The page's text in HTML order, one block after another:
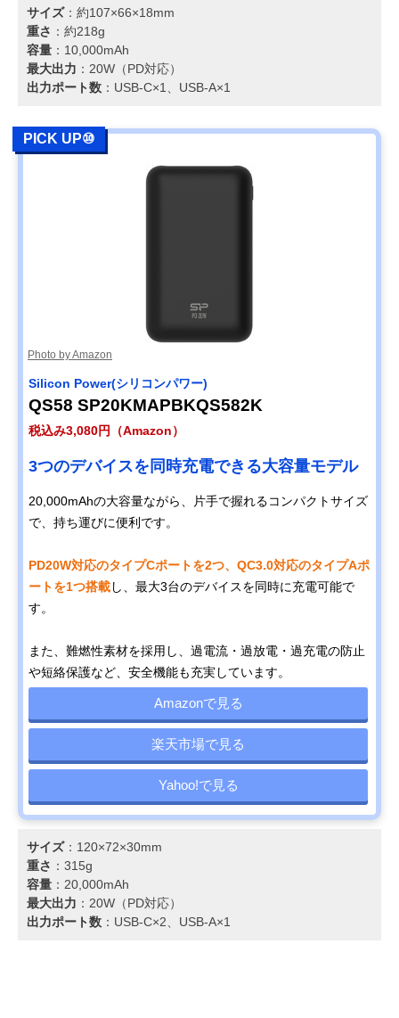
サイズ：約107×66×18mm
重さ ：約218g
容量 ：10,000mAh
最大出力 ：20W（PD対応）
出力ポート数 ：USB-C×1、USB-A×1
PICK UP⑩
Photo by Amazon
Silicon Power(シリコンパワー)
QS58 SP20KMAPBKQS582K
税込み3,080円（Amazon）
3つのデバイスを同時充電できる大容量モデル
20,000mAhの大容量ながら、片手で握れるコンパクトサイズ
で、持ち運びに便利です。
PD20W対応のタイプCポートを2つ、QC3.0対応のタイプAポ
ートを1つ搭載し、最大3台のデバイスを同時に充電可能で
す。
また、難燃性素材を採用し、過電流・過放電・過充電の防止
や短絡保護など、安全機能も充実しています。
Amazonで見る
楽天市場で見る
Yahoo!で見る
サイズ：120×72×30mm
重さ ：315g
容量 ：20,000mAh
最大出力 ：20W（PD対応）
出力ポート数 ：USB-C×2、USB-A×1